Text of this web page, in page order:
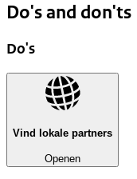
Do's and don'ts
Do's
Vind lokale partners
Openen